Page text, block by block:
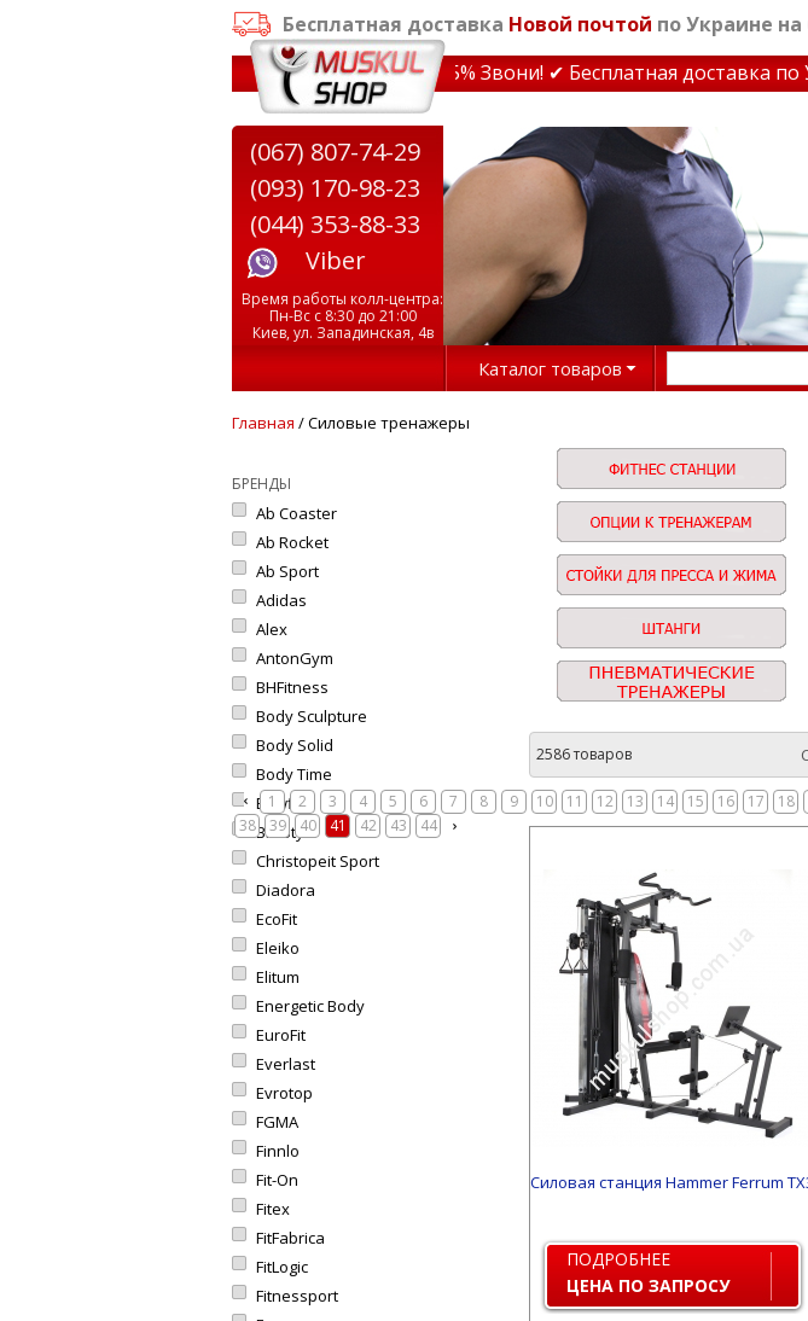
Бесплатная доставка Новой почтой по Украине
✔ Скидки на тренажеры до 15% Звони! ✔ Бесплатная доставка по
(067) 807-74-29
(093) 170-98-23
(044) 353-88-33
Viber
Время работы колл-центра:
Пн-Вс с 8:30 до 21:00
Киев, ул. Западинская, 4в
Каталог товаров
Главная / Силовые тренажеры
БРЕНДЫ
Ab Coaster
Ab Rocket
Ab Sport
Adidas
Alex
AntonGym
BHFitness
Body Sculpture
Body Solid
Body Time
Bowflex
BruStyle
Christopeit Sport
Diadora
EcoFit
Eleiko
Elitum
Energetic Body
EuroFit
Everlast
Evrotop
FGMA
Finnlo
Fit-On
Fitex
FitFabrica
FitLogic
Fitnessport
2586 товаров
1 2 3 4 5 6 7 8 9 10 11 12 13 14 15 16 17 18
38
39 40 41 42 43 44
Силовая станция Hammer Ferrum
ПОДРОБНЕЕ
ЦЕНА ПО ЗАПРОСУ